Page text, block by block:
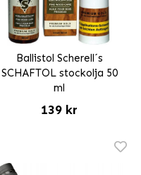
Ballistol Scherell´s
SCHAFTOL stockolja 50
ml
139 kr